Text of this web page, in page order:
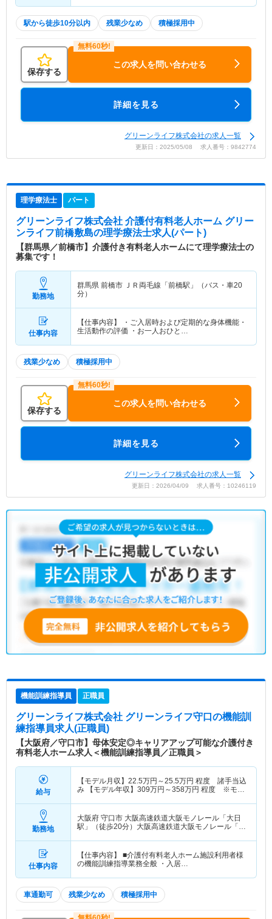
駅から徒歩10分以内 残業少なめ 積極採用中
保存する
この求人を問い合わせる
詳細を見る
グリーンライフ株式会社の求人一覧
更新日：2025/05/08 求人番号：9842774
理学療法士 パート
グリーンライフ株式会社 介護付有料老人ホーム グリー
ンライフ前橋敷島の理学療法士求人(パート)
【群馬県／前橋市】介護付き有料老人ホームにて理学療法士の
募集です！
勤務地
群馬県 前橋市 ＪＲ両毛線「前橋駅」（バス・車20
分）
仕事内容
【仕事内容】 ・ご入居時および定期的な身体機能・
生活動作の評価 ・お一人おひと…
残業少なめ 積極採用中
保存する
この求人を問い合わせる
詳細を見る
グリーンライフ株式会社の求人一覧
更新日：2026/04/09 求人番号：10246119
機能訓練指導員 正職員
グリーンライフ株式会社 グリーンライフ守口 の機能訓
練指導員求人(正職員)
【大阪府／守口市】母体安定◎キャリアアップ可能な介護付き
有料老人ホーム求人＜機能訓練指導員／正職員＞
給与
【モデル月収】 22.5万円～25.5万円 程度 諸手当込
み 【モデル年収】 309万円～358万円 程度 ※モデ
勤務地
大阪府 守口市 大阪高速鉄道大阪モノレール「大日
駅」（徒歩20分）大阪高速鉄道大阪モノレール「大
仕事内容
【仕事内容】 ■介護付有料老人ホーム施設利用者様
の機能訓練指導業務全般 ・入居…
車通勤可 残業少なめ 積極採用中